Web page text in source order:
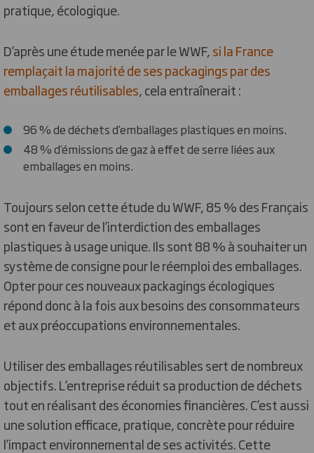
pratique, écologique.
D’après une étude menée par le WWF,si la France
remplaçait la majorité de ses packagings par des
emballages réutilisables, cela entraînerait :
96 % de déchets d’emballages plastiques en moins.
48 % d’émissions de gaz à effet de serre liées aux
emballages en moins.
Toujours selon cette étude du WWF, 85 % des Français
sont en faveur de l’interdiction des emballages
plastiques à usage unique. Ils sont 88 % à souhaiter un
système de consigne pour le réemploi des emballages.
Opter pour ces nouveaux packagings écologiques
répond donc à la fois aux besoins des consommateurs
et aux préoccupations environnementales.
Utiliser des emballages réutilisables sert de nombreux
objectifs. L’entreprise réduit sa production de déchets
tout en réalisant des économies financières. C’est aussi
une solution efficace, pratique, concrète pour réduire
l’impact environnemental de ses activités. Cette